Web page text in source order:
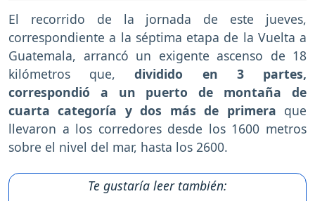
El recorrido de la jornada de este jueves,
correspondiente a la séptima etapa de la Vuelta a
Guatemala, arrancó un exigente ascenso de 18
kilómetros que,dividido en 3 partes,
correspondió a un puerto de montaña de
cuarta categoría y dos más de primera que
llevaron a los corredores desde los 1600 metros
sobre el nivel del mar, hasta los 2600.
Te gustaría leer también: